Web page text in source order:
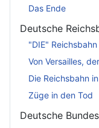
Das Ende
Deutsche
"DIE" Reichsbahn
Von Versailles,
Die Reichsbahn
Züge in den Tod
Deutsche